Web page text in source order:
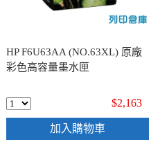
HP F6U63AA (NO.63XL) 原廠
彩色高容量墨水匣
$2,163
加入購物車